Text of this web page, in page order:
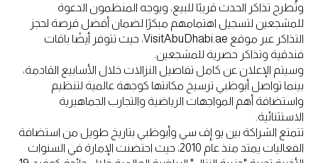
وتُطرح تذاكر الحدث قريبًا للبيع، ويوجه المنظمون الدعوة
للمشجعين لتسجيل اهتمامهم مبكرًا لضمان أفضل فرصة لحجز
التذاكر عبر موقع VisitAbuDhabi.ae، حيث تتوفر أيضًا باقات
فندقية وتذاكر حصرية للمشجعين.
وسيتم الإعلان عن كامل تفاصيل النزالات خلال الأسابيع القادمة،
بينما تواصل أبوظبي ترسيخ مكانتها كوجهة عالمية لتنظيم
واستضافة أهم المواجهات الرياضية والتجارب الجماهيرية
الاستثنائية.
تتمتع الشراكة بين يو إف سي وأبوظبي بتاريخ طويل من استضافة
الفعاليات يمتد منذ عام 2010، حيث احتضنت الإمارة في السنوات